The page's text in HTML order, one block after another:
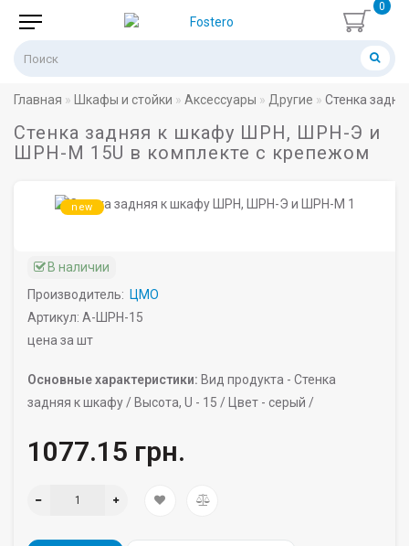
0
Главная Шкафы и стойки Аксессуары Другие Стенка
Стенка задняя к шкафу ШРН, ШРН-Э и
ШРН-М 15U в комплекте с крепежом
new
В наличии
Производитель: ЦМО
Артикул: А-ШРН-15
цена за шт
Основные характеристики: Вид продукта - Стенка
задняя к шкафу / Высота, U - 15 / Цвет - серый /
1077.15 грн.